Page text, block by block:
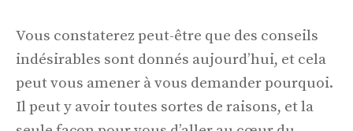
Vous constaterez peut-être que des conseils
indésirables sont donnés aujourd’hui, et cela
peut vous amener à vous demander pourquoi.
Il peut y avoir toutes sortes de raisons, et la